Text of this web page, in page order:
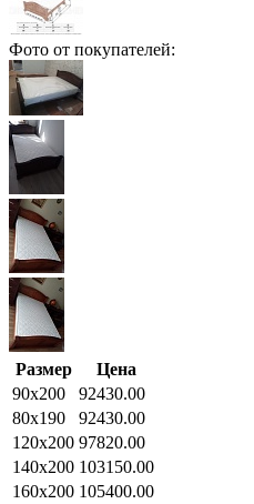
Фото от покупателей:
Размер
Цена
90x200
92430.00
80x190
92430.00
120x200 97820.00
140x200 103150.00
160x200 105400.00